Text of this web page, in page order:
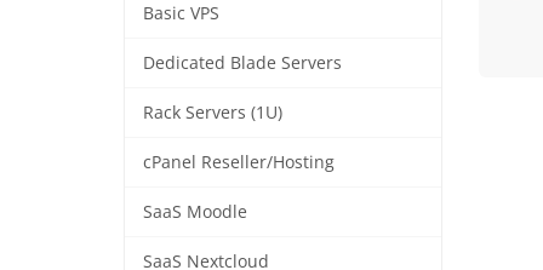
Basic VPS
Dedicated Blade Servers
Rack Servers (1U)
cPanel Reseller/Hosting
SaaS Moodle
SaaS Nextcloud